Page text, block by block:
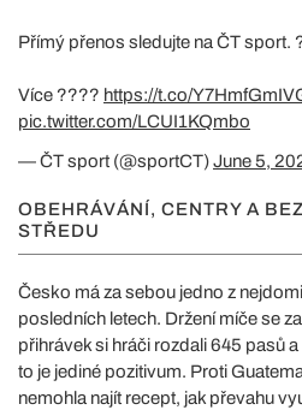
Přímý přenos sledujte na ČT sport.
Více ???? https://t.co/
pic.twitter.com/LCUI1KQmbo
— ČT sport (@sportCT)June 5,
OBEHRÁVÁNÍ, CENTRY A
STŘEDU
Česko má za sebou jedno z
posledních letech. Držení míče se
přihrávek si hráči rozdali 645 pasů
to je jediné pozitivum. Proti
nemohla najít recept, jak převahu